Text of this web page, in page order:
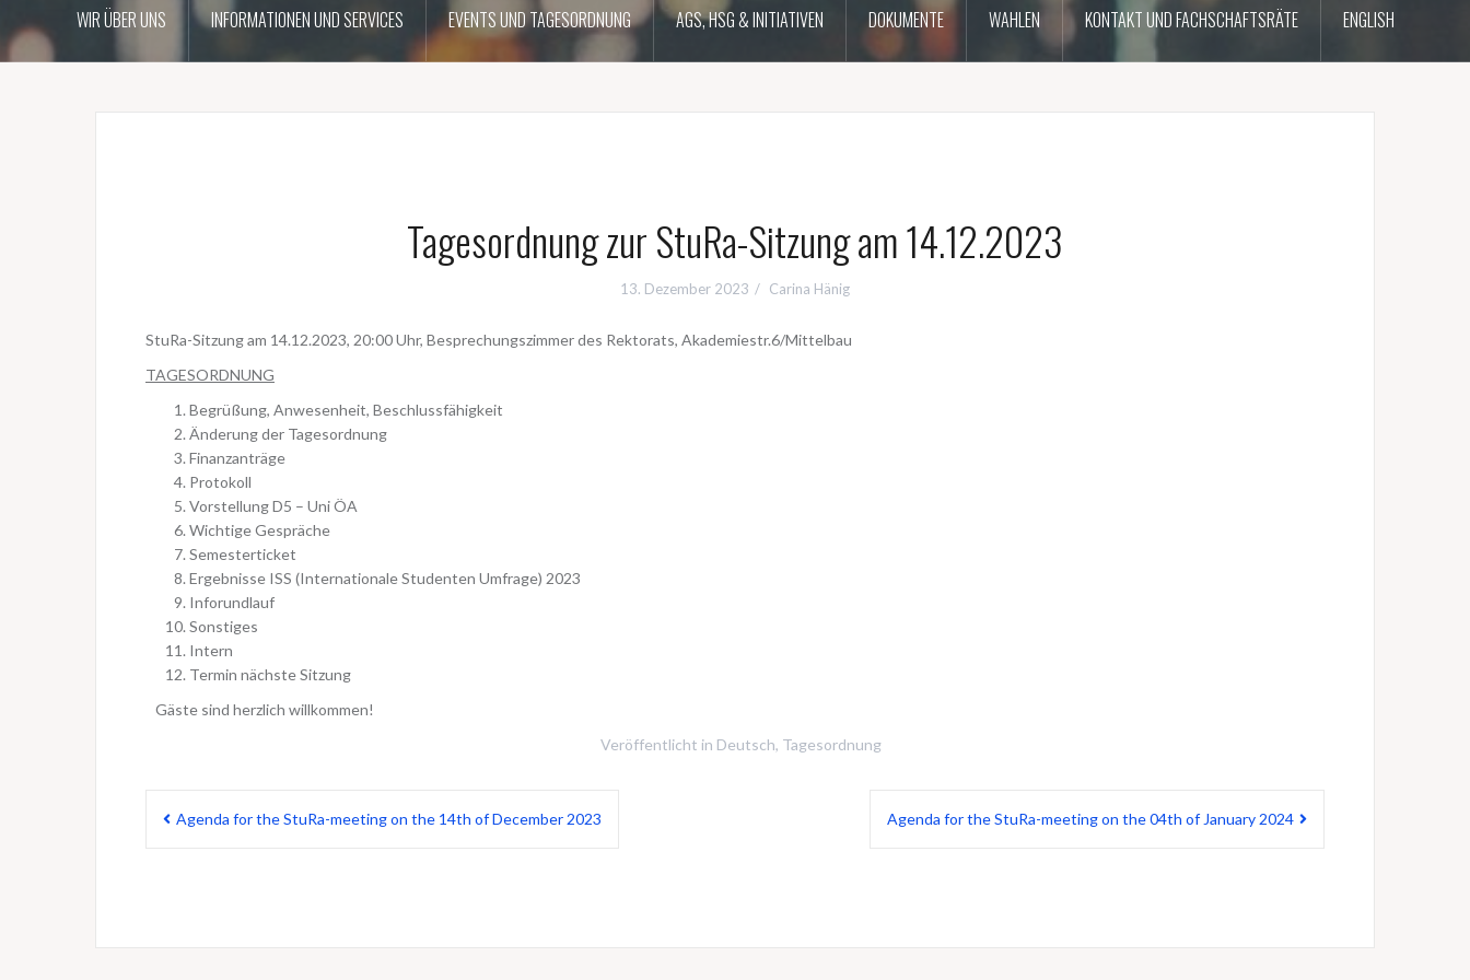
WIR ÜBER UNS INFORMATIONEN UND SERVICES EVENTS UND TAGESORDNUNG AGS, HSG & INITIATIVEN DOKUMENTE WAHLEN KONTAKT UND FACHSCHAFTSRÄTE ENGLISH
Tagesordnung zur StuRa-Sitzung am 14.12.2023
13. Dezember 2023 Carina Hänig
StuRa-Sitzung am 14.12.2023, 20:00 Uhr, Besprechungszimmer des Rektorats, Akademiestr.6/Mittelbau
TAGESORDNUNG
Begrüßung, Anwesenheit, Beschlussfähigkeit
Änderung der Tagesordnung
Finanzanträge
Protokoll
Vorstellung D5 – Uni ÖA
Wichtige Gespräche
Semesterticket
Ergebnisse ISS (Internationale Studenten Umfrage) 2023
Inforundlauf
Sonstiges
Intern
Termin nächste Sitzung
Gäste sind herzlich willkommen!
Veröffentlicht in Deutsch, Tagesordnung
Beitragsnavigation
Agenda for the StuRa-meeting on the 14th of December 2023 Agenda for the StuRa-meeting on the 04th of January 2024